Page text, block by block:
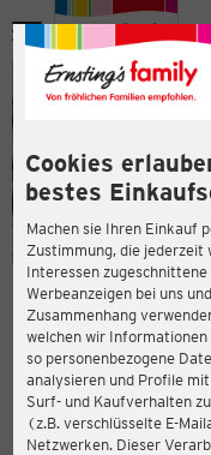
Cookies
bestes
Machen sie Ihren Einkauf
Zustimmung, die
Interessen
Werbeanzeigen bei uns
Zusammenhang
welchen wir
so personenbezogene
analysieren und Profile
Surf- und Kaufverhalten
(z.B. verschlüsselte E-
Netzwerken. Dieser
Menü